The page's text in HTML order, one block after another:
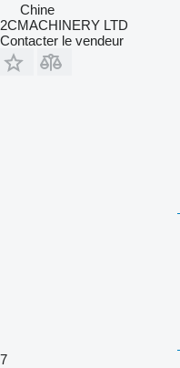
Chine
2CMACHINERY LTD
Contacter le vendeur
7